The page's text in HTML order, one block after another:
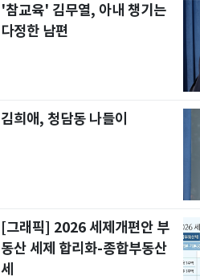
'참교육' 김무열, 아내 챙기는
다정한 남편
김희애, 청담동 나들이
[그래픽] 2026 세제개편안 부
동산 세제 합리화-종합부동산
세